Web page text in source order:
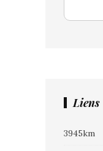
Liens
3945km